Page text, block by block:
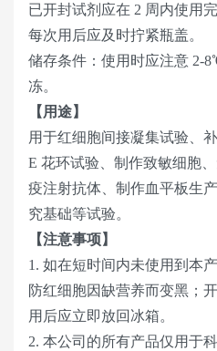
已开封试剂应在 2 周内使用完
每次用后应及时拧紧瓶盖。
储存条件：使用时应注意 2-
冻。
【用途】
用于红细胞间接凝集试验、
E 花环试验、制作致敏细胞
疫注射抗体、制作血平板生
究基础等试验。
【注意事项】
1. 如在短时间内未使用到本
防红细胞因缺营养而变黑；
用后应立即放回冰箱。
2. 本公司的所有产品仅用于